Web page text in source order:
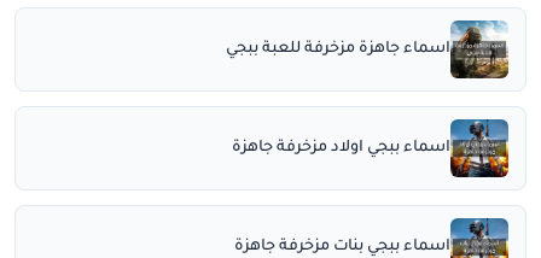
اسماء جاهزة مزخرفة للعبة ببجي
اسماء ببجي اولاد مزخرفة جاهزة
اسماء ببجي بنات مزخرفة جاهزة